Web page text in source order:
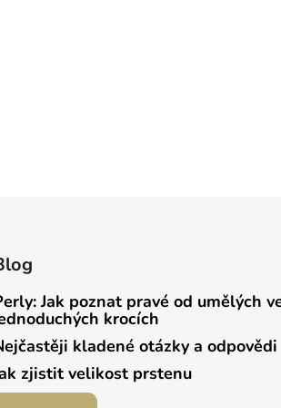
Jak poznat pravé od umělých
krocích
kladené otázky a odpovědi
zjistit velikost prstenu